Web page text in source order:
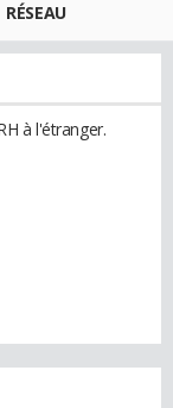
RÉSEAU
à l'étranger.